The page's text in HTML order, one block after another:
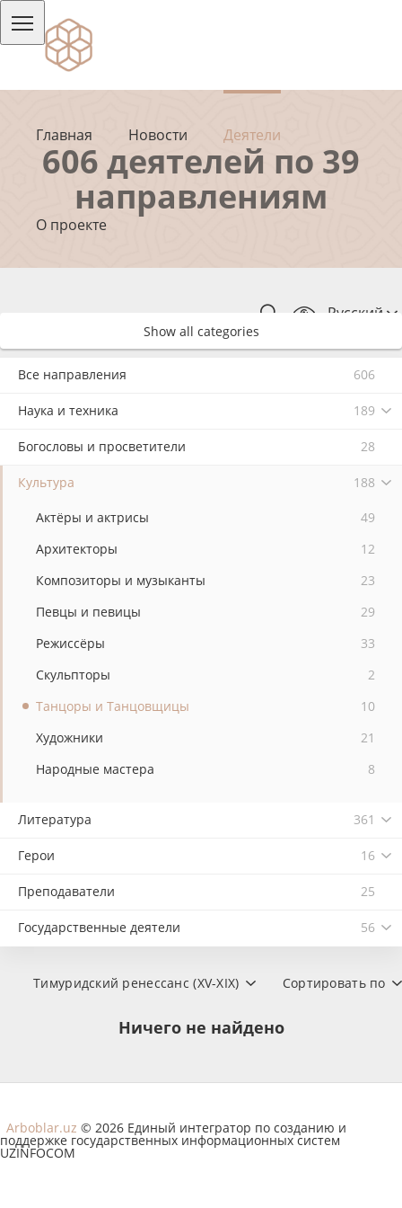
Главная Новости Деятели
О проекте
Русский
606 деятелей по 39
направлениям
Show all categories
Все направления 606
Наука и техника 189
Богословы и просветители 28
Культура 188
Актёры и актрисы
49
Архитекторы
12
Композиторы и музыканты
23
Певцы и певицы
29
Режиссёры
33
Скульпторы
2
Танцоры и Танцовщицы
10
Художники
21
Народные мастера
8
Литература 361
Герои 16
Преподаватели 25
Государственные деятели 56
Сортировать по
Тимуридский ренессанс (XV-XIX)
Ничего не найдено
Arboblar.uz © 2026 Единый интегратор по созданию и
поддержке государственных информационных систем
UZINFOCOM